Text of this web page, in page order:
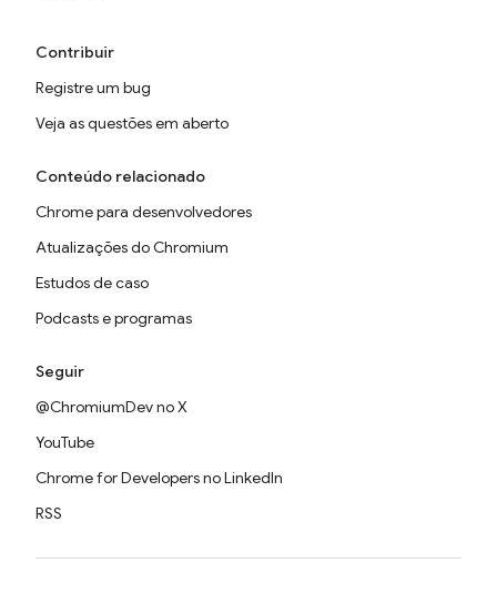
Contribuir
Registre um bug
Veja as questões em aberto
Conteúdo relacionado
Chrome para desenvolvedores
Atualizações do Chromium
Estudos de caso
Podcasts e programas
Seguir
@ChromiumDev no X
YouTube
Chrome for Developers no LinkedIn
RSS